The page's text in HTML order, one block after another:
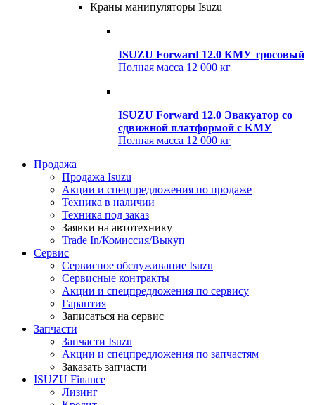
Краны манипуляторы Isuzu
ISUZU Forward 12.0 КМУ тросовый
Полная масса 12 000 кг
ISUZU Forward 12.0 Эвакуатор со
сдвижной платформой с КМУ
Полная масса 12 000 кг
Продажа
Продажа Isuzu
Акции и спецпредложения по продаже
Техника в наличии
Техника под заказ
Заявки на автотехнику
Trade In/Комиссия/Выкуп
Сервис
Сервисное обслуживание Isuzu
Сервисные контракты
Акции и спецпредложения по сервису
Гарантия
Записаться на сервис
Запчасти
Запчасти Isuzu
Акции и спецпредложения по запчастям
Заказать запчасти
ISUZU Finance
Лизинг